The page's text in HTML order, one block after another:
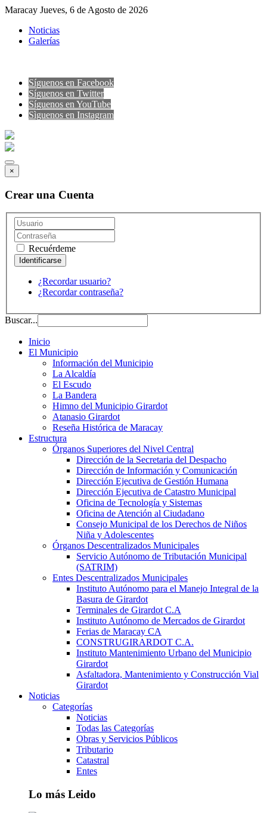
Maracay Jueves, 6 de Agosto de 2026
Noticias
Galerías
Síguenos en Facebook
Síguenos en Twitter
Síguenos en YouTube
Sìguenos en Instagram
×
Crear una Cuenta
Recuérdeme
¿Recordar usuario?
¿Recordar contraseña?
Buscar...
Inicio
El Municipio
Información del Municipio
La Alcaldía
El Escudo
La Bandera
Himno del Municipio Girardot
Atanasio Girardot
Reseña Histórica de Maracay
Estructura
Órganos Superiores del Nivel Central
Dirección de la Secretaria del Despacho
Dirección de Información y Comunicación
Dirección Ejecutiva de Gestión Humana
Dirección Ejecutiva de Catastro Municipal
Oficina de Tecnología y Sistemas
Oficina de Atención al Ciudadano
Consejo Municipal de los Derechos de Niños
Niña y Adolescentes
Órganos Descentralizados Municipales
Servicio Autónomo de Tributación Municipal
(SATRIM)
Entes Descentralizados Municipales
Instituto Autónomo para el Manejo Integral de la
Basura de Girardot
Terminales de Girardot C.A
Instituto Autónomo de Mercados de Girardot
Ferias de Maracay CA
CONSTRUGIRARDOT C.A.
Instituto Mantenimiento Urbano del Municipio
Girardot
Asfaltadora, Mantenimiento y Construcción Vial
Girardot
Noticias
Categorías
Noticias
Todas las Categorías
Obras y Servicios Públicos
Tributario
Catastral
Entes
Lo más Leido